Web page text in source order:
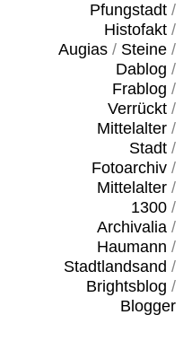
Pfungstadt/
Histofakt/
Augias/ Steine/
Dablog /
Frablog /
Verrückt/
Mittelalter/
Stadt/
Fotoarchiv/
Mittelalter/
1300/
Archivalia/
Haumann /
Stadtlandsand /
Brightsblog /
Blogger